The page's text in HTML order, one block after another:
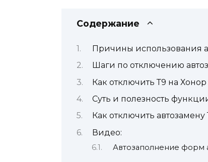
Содержание
Причины использования
Шаги по отключению
Как отключить Т9 на
Суть и полезность
Как отключить автозамену
Видео:
Автозаполнение форм